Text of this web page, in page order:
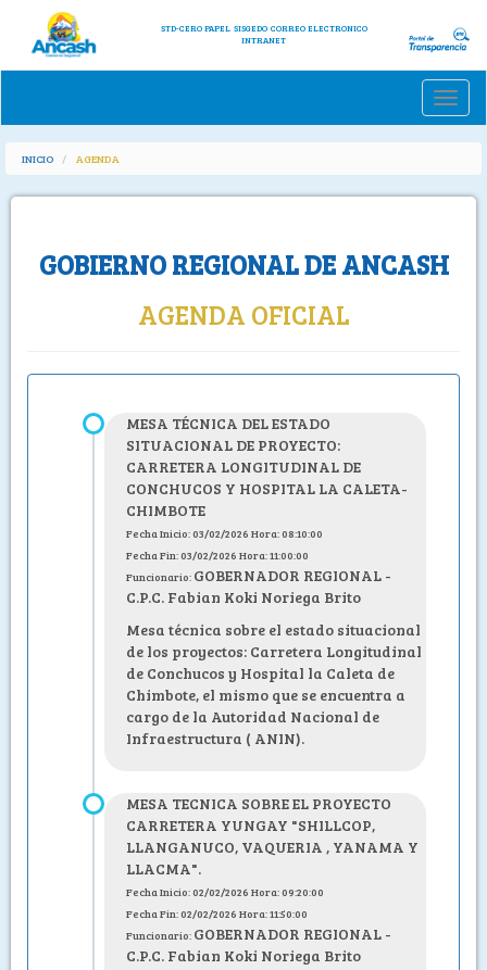
STD-CERO PAPEL SISGEDO CORREO ELECTRONICO
INTRANET
Toggle
INICIO AGENDA
GOBIERNO REGIONAL DE ANCASH
AGENDA OFICIAL
MESA TÉCNICA DEL ESTADO
SITUACIONAL DE PROYECTO:
CARRETERA LONGITUDINAL DE
CONCHUCOS Y HOSPITAL LA CALETA-
CHIMBOTE
Fecha Inicio: 03/02/2026 Hora: 08:10:00
Fecha Fin: 03/02/2026 Hora: 11:00:00
Funcionario: GOBERNADOR REGIONAL -
C.P.C. Fabian Koki Noriega Brito
Mesa técnica sobre el estado situacional
de los proyectos: Carretera Longitudinal
de Conchucos y Hospital la Caleta de
Chimbote, el mismo que se encuentra a
cargo de la Autoridad Nacional de
Infraestructura ( ANIN).
MESA TECNICA SOBRE EL PROYECTO
CARRETERA YUNGAY "SHILLCOP,
LLANGANUCO, VAQUERIA , YANAMA Y
LLACMA".
Fecha Inicio: 02/02/2026 Hora: 09:20:00
Fecha Fin: 02/02/2026 Hora: 11:50:00
Funcionario: GOBERNADOR REGIONAL -
C.P.C. Fabian Koki Noriega Brito